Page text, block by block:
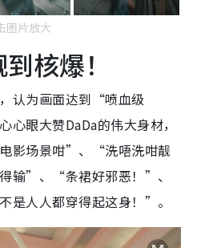
图片放大
核爆！
认为画面达到“喷血级
眼大赞DaDa的伟大身材，
影场景咁”、“洗唔洗咁靓
输”、“条裙好邪恶！”、
人人都穿得起这身！”。